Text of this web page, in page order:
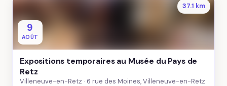
37.1 km
9
AOÛT
Expositions temporaires au Musée du Pays de
Retz
Villeneuve-en-Retz 6 rue des Moines, Villeneuve-en-Retz